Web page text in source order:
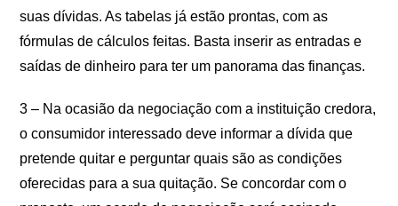
suas dívidas. As tabelas já estão prontas, com as
fórmulas de cálculos feitas. Basta inserir as entradas e
saídas de dinheiro para ter um panorama das finanças.
3 – Na ocasião da negociação com a instituição credora,
o consumidor interessado deve informar a dívida que
pretende quitar e perguntar quais são as condições
oferecidas para a sua quitação. Se concordar com o